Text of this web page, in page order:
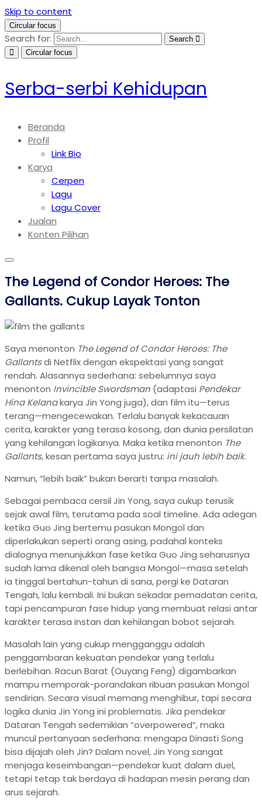
Skip to content
Circular focus
Search for:
Search
Circular focus
Serba-serbi Kehidupan
Beranda
Profil
Link Bio
Karya
Cerpen
Lagu
Lagu Cover
Jualan
Konten Pilihan
The Legend of Condor Heroes: The
Gallants. Cukup Layak Tonton
Saya menonton The Legend of Condor Heroes: The
Gallantsdi Netflix dengan ekspektasi yang sangat
rendah. Alasannya sederhana: sebelumnya saya
menonton Invincible Swordsman (adaptasi Pendekar
Hina Kelanakarya Jin Yong juga), dan film itu—terus
terang—mengecewakan. Terlalu banyak kekacauan
cerita, karakter yang terasa kosong, dan dunia persilatan
yang kehilangan logikanya. Maka ketika menonton The
Gallants, kesan pertama saya justru: ini jauh lebih baik.
Namun, “lebih baik” bukan berarti tanpa masalah.
Sebagai pembaca cersil Jin Yong, saya cukup terusik
sejak awal film, terutama pada soal timeline. Ada adegan
ketika Guo Jing bertemu pasukan Mongol dan
diperlakukan seperti orang asing, padahal konteks
dialognya menunjukkan fase ketika Guo Jing seharusnya
sudah lama dikenal oleh bangsa Mongol—masa setelah
ia tinggal bertahun-tahun di sana, pergi ke Dataran
Tengah, lalu kembali. Ini bukan sekadar pemadatan cerita,
tapi pencampuran fase hidup yang membuat relasi antar
karakter terasa instan dan kehilangan bobot sejarah.
Masalah lain yang cukup mengganggu adalah
penggambaran kekuatan pendekar yang terlalu
berlebihan. Racun Barat (Ouyang Feng) digambarkan
mampu memporak-porandakan ribuan pasukan Mongol
sendirian. Secara visual memang menghibur, tapi secara
logika dunia Jin Yong ini problematis. Jika pendekar
Dataran Tengah sedemikian “overpowered”, maka
muncul pertanyaan sederhana: mengapa Dinasti Song
bisa dijajah oleh Jin? Dalam novel, Jin Yong sangat
menjaga keseimbangan—pendekar kuat dalam duel,
tetapi tetap tak berdaya di hadapan mesin perang dan
arus sejarah.